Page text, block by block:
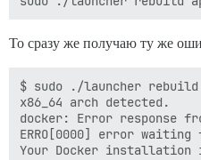
То сразу же получаю ту же
$ sudo ./launcher rebuild
x86_64 arch detected.
docker: Error response
ERRO[0000] error
Your Docker